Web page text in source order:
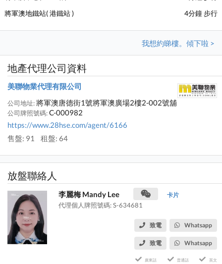
將軍澳地鐵站( 港鐵站 )
4分鐘 步行
我想約睇樓。傾下啦 >
地產代理公司資料
美聯物業代理有限公司
公司地址:將軍澳唐德街1號將軍澳廣場2樓2-002號舖
公司牌照號碼:C-000982
https://www.28hse.com/agent/6166
售盤: 91
租盤: 64
放盤聯絡人
李麗梅 Mandy Lee 卡片
代理個人牌照號碼: S-634681
致電 Whatsapp
致電 Whatsapp
廣東話 普通話 英文